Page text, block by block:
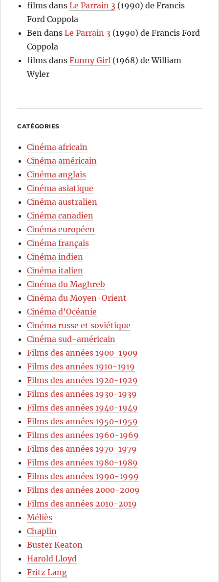
films dansLe Parrain 3 (1990) de Francis
Ford Coppola
Ben dansLe Parrain 3 (1990) de Francis Ford
Coppola
films dansFunny Girl (1968) de William
Wyler
CATÉGORIES
Cinéma africain
Cinéma américain
Cinéma anglais
Cinéma asiatique
Cinéma australien
Cinéma canadien
Cinéma européen
Cinéma français
Cinéma indien
Cinéma italien
Cinéma du Maghreb
Cinéma du Moyen-Orient
Cinéma d’Océanie
Cinéma russe et soviétique
Cinéma sud-américain
Films des années 1900-1909
Films des années 1910-1919
Films des années 1920-1929
Films des années 1930-1939
Films des années 1940-1949
Films des années 1950-1959
Films des années 1960-1969
Films des années 1970-1979
Films des années 1980-1989
Films des années 1990-1999
Films des années 2000-2009
Films des années 2010-2019
Méliès
Chaplin
Buster Keaton
Harold Lloyd
Fritz Lang